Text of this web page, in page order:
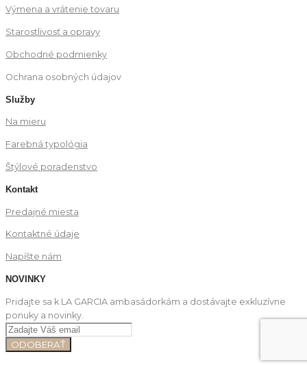
Výmena a vrátenie tovaru
Starostlivosť a opravy
Obchodné podmienky
Ochrana osobných údajov
Služby
Na mieru
Farebná typológia
Štýlové poradenstvo
Kontakt
Predajné miesta
Kontaktné údaje
Napíšte nám
NOVINKY
Pridajte sa k LA GARCIA ambasádorkám a dostávajte exkluzívne
ponuky a novinky.
ODOBERAŤ